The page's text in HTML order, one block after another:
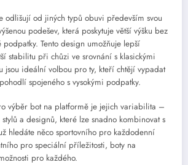
odlišují od jiných typů obuvi především svou
podešev, která poskytuje větší výšku bez
podpatky. Tento design umožňuje lepší
stabilitu při chůzi ve srovnání s klasickými
jsou ideální volbou pro ty, kteří chtějí vypadat
spojeného s vysokými podpatky.
výběr bot na platformě je jejich variabilita –
a designů, které lze snadno kombinovat s
hledáte něco sportovního pro každodenní
pro speciální příležitosti, boty na
pro každého.